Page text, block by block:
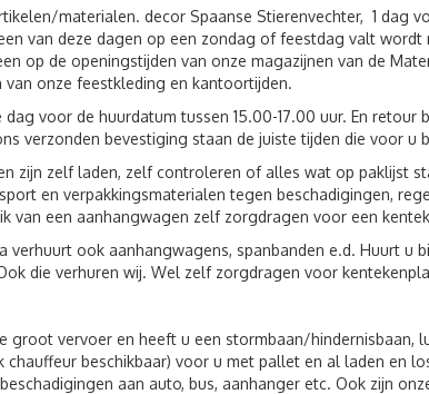
materialen. decor Spaanse Stierenvechter, 1 dag
van deze dagen op een zondag of feestdag valt
op de openingstijden van onze magazijnen van de
van onze feestkleding en kantoortijden.
voor de huurdatum tussen 15.00-17.00 uur. En
verzonden bevestiging staan de juiste tijden die voor u
zijn zelf laden, zelf controleren of alles wat op paklijst
en verpakkingsmaterialen tegen beschadigingen,
van een aanhangwagen zelf zorgdragen voor een
verhuurt ook aanhangwagens, spanbanden e.d. Huurt u
die verhuren wij. Wel zelf zorgdragen voor
groot vervoer en heeft u een stormbaan/hindernisbaan,
chauffeur beschikbaar) voor u met pallet en al laden en
aan auto, bus, aanhanger etc. Ook zijn